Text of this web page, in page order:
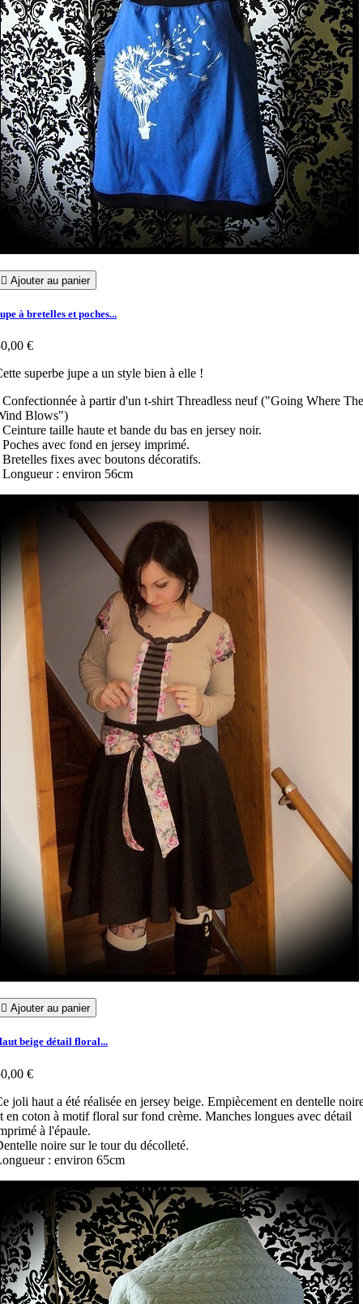
 Ajouter au panier
à bretelles et poches...
€
superbe jupe a un style bien à elle !
Confectionnée à partir d'un t-shirt Threadless neuf ("Going Where The
Blows")
Ceinture taille haute et bande du bas en jersey noir.
Poches avec fond en jersey imprimé.
Bretelles fixes avec boutons décoratifs.
Longueur : environ 56cm
 Ajouter au panier
beige détail floral...
€
joli haut a été réalisée en jersey beige. Empiècement en dentelle
en coton à motif floral sur fond crème. Manches longues avec détail
à l'épaule.
noire sur le tour du décolleté.
: environ 65cm